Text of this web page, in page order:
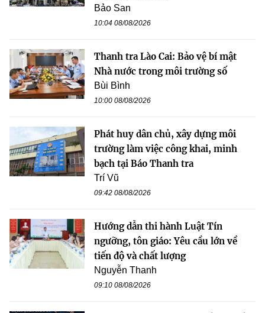
Bảo San
10:04 08/08/2026
Thanh tra Lào Cai: Bảo vệ bí mật
Nhà nước trong môi trường số
Bùi Bình
10:00 08/08/2026
Phát huy dân chủ, xây dựng môi
trường làm việc công khai, minh
bạch tại Báo Thanh tra
Trí Vũ
09:42 08/08/2026
Hướng dẫn thi hành Luật Tín
ngưỡng, tôn giáo: Yêu cầu lớn về
tiến độ và chất lượng
Nguyễn Thanh
09:10 08/08/2026